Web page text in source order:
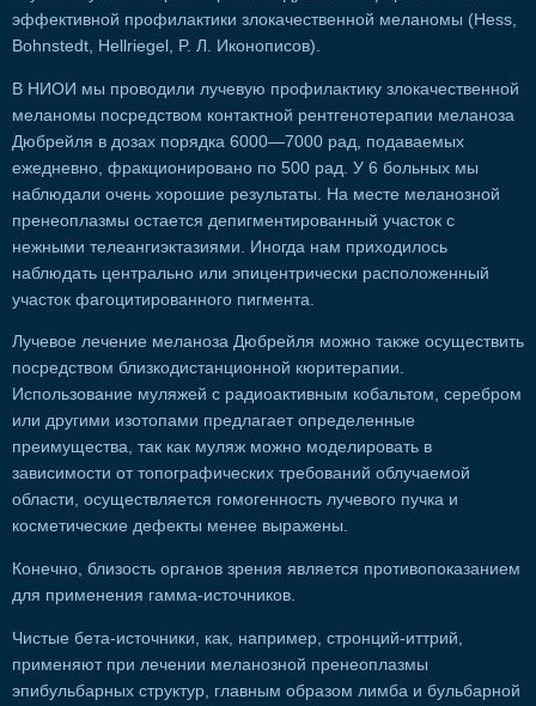
эффективной профилактики злокачественной меланомы (Hess,
Bohnstedt, Hellriegel, P. Л. Иконописов).
В НИОИ мы проводили лучевую профилактику злокачественной
меланомы посредством контактной рентгенотерапии меланоза
Дюбрейля в дозах порядка 6000—7000 рад, подаваемых
ежедневно, фракционировано по 500 рад. У 6 больных мы
наблюдали очень хорошие результаты. На месте меланозной
пренеоплазмы остается депигментированный участок с
нежными телеангиэктазиями. Иногда нам приходилось
наблюдать центрально или эпицентрически расположенный
участок фагоцитированного пигмента.
Лучевое лечение меланоза Дюбрейля можно также осуществить
посредством близкодистанционной кюритерапии.
Использование муляжей с радиоактивным кобальтом, серебром
или другими изотопами предлагает определенные
преимущества, так как муляж можно моделировать в
зависимости от топографических требований облучаемой
области, осуществляется гомогенность лучевого пучка и
косметические дефекты менее выражены.
Конечно, близость органов зрения является противопоказанием
для применения гамма-источников.
Чистые бета-источники, как, например, стронций-иттрий,
применяют при лечении меланозной пренеоплазмы
эпибульбарных структур, главным образом лимба и бульбарной